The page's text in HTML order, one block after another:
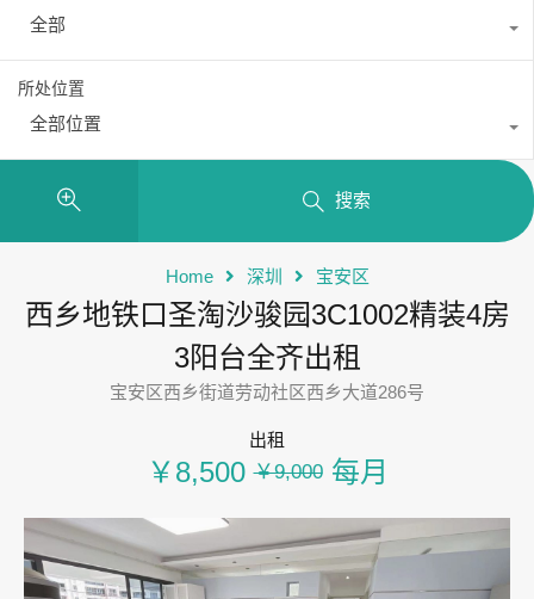
全部
所处位置
全部位置
搜索
Home 深圳 宝安区
西乡地铁口圣淘沙骏园3C1002精装4房
3阳台全齐出租
宝安区西乡街道劳动社区西乡大道286号
出租
￥8,500 ￥9,000每月